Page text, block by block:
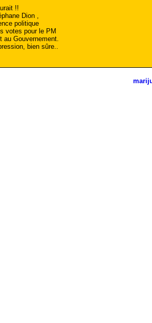
!!
Dion ,
politique
votes pour le PM
au Gouvernement.
bien sûre..